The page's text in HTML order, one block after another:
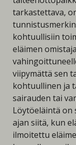
tarkastettava,
kohtuullisiin
eläimen
viipymättä sen
kohtuullinen ja
sairauden tai
Löytöeläintä on
ajan siitä, kun
ilmoitettu